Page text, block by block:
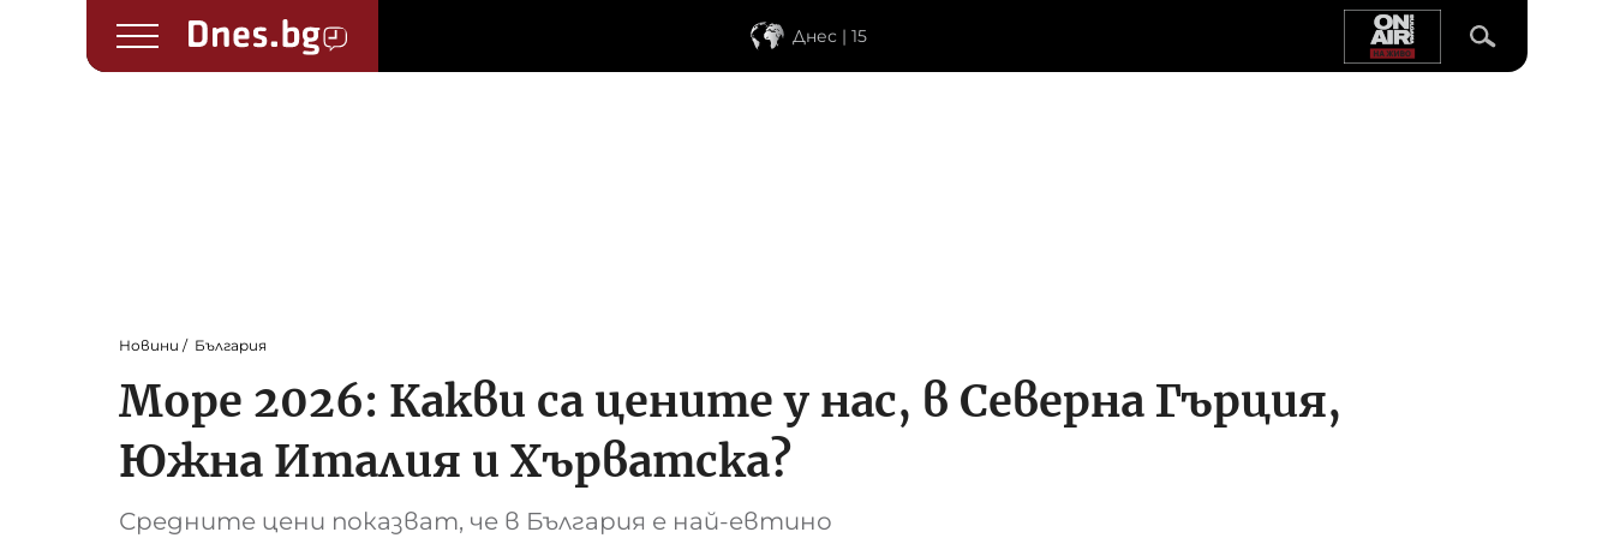
Днес | 15
Новини България
Море 2026: Какви са цените у нас, в Северна Гърция,
Южна Италия и Хърватска?
Средните цени показват, че в България е най-евтино